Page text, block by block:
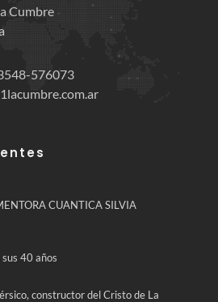
Cumbre
576073
CUANTICA SILVIA
40 años
constructor del Cristo de La